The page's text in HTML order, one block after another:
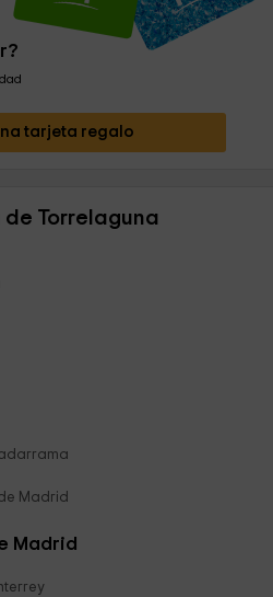
tarjeta regalo
Torrelaguna
Madrid
Madrid